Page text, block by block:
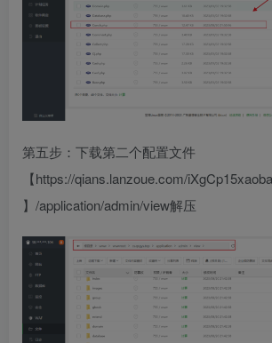
第五步：下载第二个配置文件
【https://qians.lanzoue.com/iXgCp15xaoba
】/application/admin/view解压